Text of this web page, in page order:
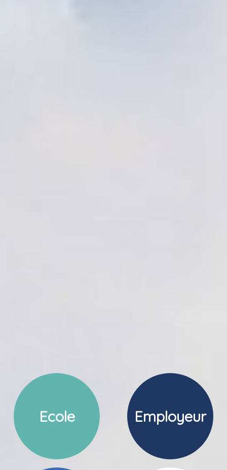
Ecole Employeur